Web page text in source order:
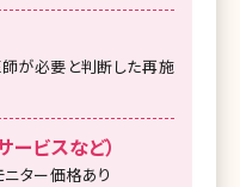
師が必要と判断した再施
ービスなど）
ニター価格あり